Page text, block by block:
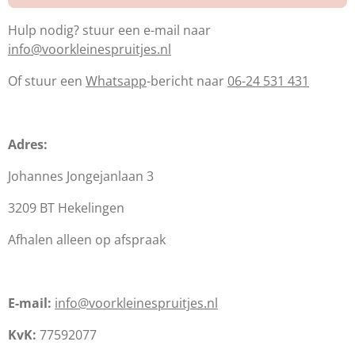
Hulp nodig? stuur een e-mail naar
info@voorkleinespruitjes.nl
Of stuur een Whatsapp-bericht naar 06-24 531 431
Adres:
Johannes Jongejanlaan 3
3209 BT Hekelingen
Afhalen alleen op afspraak
E-mail: info@voorkleinespruitjes.nl
KvK: 77592077